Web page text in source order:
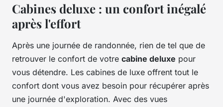
Cabines deluxe : un confort inégalé
après l'effort
Après une journée de randonnée, rien de tel que de
retrouver le confort de votre cabine deluxe pour
vous détendre. Les cabines de luxe offrent tout le
confort dont vous avez besoin pour récupérer après
une journée d'exploration. Avec des vues